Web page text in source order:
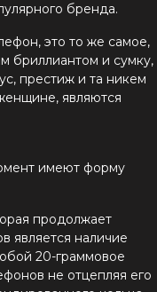
бренда.
это то же самое,
бриллиантом и сумку,
престиж и та никем
являются
имеют форму
продолжает
является наличие
20-граммовое
не отцепляя его